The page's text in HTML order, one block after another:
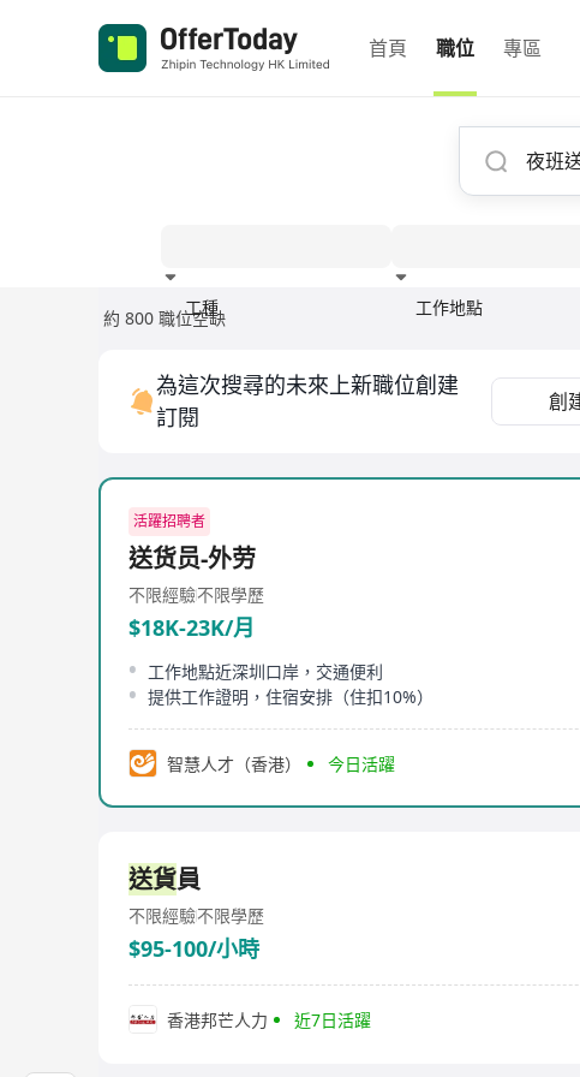
首頁 職位 專區
工種 工作地點
約 800 職位空缺
為這次搜尋的未來上新職位創建
訂閱
創
活躍招聘者
送货员-外劳
不限經驗不限學歷
$18K-23K/月
工作地點近深圳口岸，交通便利
提供工作證明，住宿安排（住扣10%）
智慧人才（香港） 今日活躍
送貨員
不限經驗不限學歷
$95-100/小時
香港邦芒人力 近7日活躍